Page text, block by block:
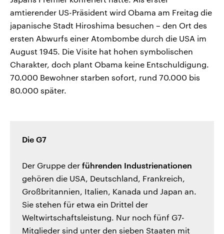
amtierender US-Präsident wird Obama am Freitag die
japanische Stadt Hiroshima besuchen – den Ort des
ersten Abwurfs einer Atombombe durch die USA im
August 1945. Die Visite hat hohen symbolischen
Charakter, doch plant Obama keine Entschuldigung.
70.000 Bewohner starben sofort, rund 70.000 bis
80.000 später.
Die G7
Der Gruppe der führenden Industrienationen
gehören die USA, Deutschland, Frankreich,
Großbritannien, Italien, Kanada und Japan an.
Sie stehen für etwa ein Drittel der
Weltwirtschaftsleistung. Nur noch fünf G7-
Mitglieder sind unter den sieben Staaten mit